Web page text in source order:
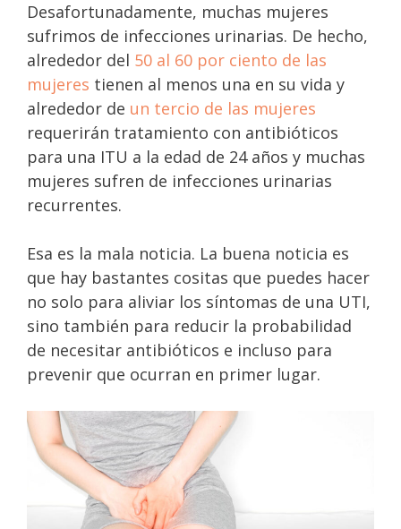
Desafortunadamente, muchas mujeres
sufrimos de infecciones urinarias. De hecho,
alrededor del 50 al 60 por ciento de las
mujeres tienen al menos una en su vida y
alrededor de un tercio de las mujeres
requerirán tratamiento con antibióticos
para una ITU a la edad de 24 años y muchas
mujeres sufren de infecciones urinarias
recurrentes.
Esa es la mala noticia. La buena noticia es
que hay bastantes cositas que puedes hacer
no solo para aliviar los síntomas de una UTI,
sino también para reducir la probabilidad
de necesitar antibióticos e incluso para
prevenir que ocurran en primer lugar.